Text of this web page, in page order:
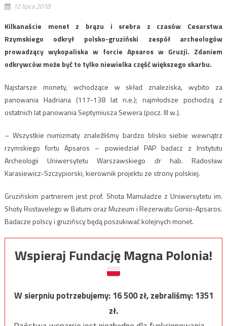
12 lipca 2018
Kilkanaście monet z brązu i srebra z czasów Cesarstwa
Rzymskiego odkrył polsko-gruziński zespół archeologów
prowadzący wykopaliska w forcie Apsaros w Gruzji. Zdaniem
odkrywców może być to tylko niewielka część większego skarbu.
Najstarsze monety, wchodzące w skład znaleziska, wybito za
panowania Hadriana (117-138 lat n.e.); najmłodsze pochodzą z
ostatnich lat panowania Septymiusza Sewera (pocz. III w.).
– Wszystkie numizmaty znaleźliśmy bardzo blisko siebie wewnątrz
rzymskiego fortu Apsaros – powiedział PAP badacz z Instytutu
Archeologii Uniwersytetu Warszawskiego dr hab. Radosław
Karasiewicz-Szczypiorski, kierownik projektu ze strony polskiej.
Gruzińskim partnerem jest prof. Shota Mamuladze z Uniwersytetu im.
Shoty Rustavelego w Batumi oraz Muzeum i Rezerwatu Gonio-Apsaros.
Badacze polscy i gruzińscy będą poszukiwać kolejnych monet.
Wspieraj Fundację Magna Polonia!
W sierpniu potrzebujemy:16 500zł, zebraliśmy:1351
zł.